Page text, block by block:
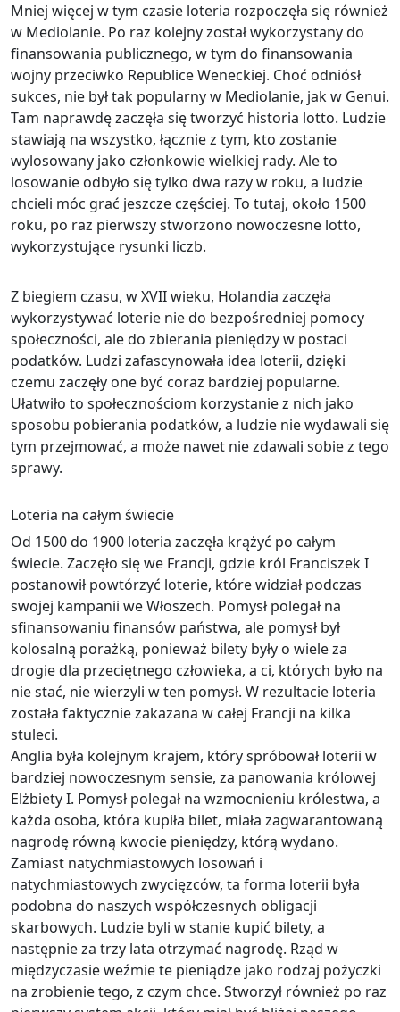
Mniej więcej w tym czasie loteria rozpoczęła się również
w Mediolanie. Po raz kolejny został wykorzystany do
finansowania publicznego, w tym do finansowania
wojny przeciwko Republice Weneckiej. Choć odniósł
sukces, nie był tak popularny w Mediolanie, jak w Genui.
Tam naprawdę zaczęła się tworzyć historia lotto. Ludzie
stawiają na wszystko, łącznie z tym, kto zostanie
wylosowany jako członkowie wielkiej rady. Ale to
losowanie odbyło się tylko dwa razy w roku, a ludzie
chcieli móc grać jeszcze częściej. To tutaj, około 1500
roku, po raz pierwszy stworzono nowoczesne lotto,
wykorzystujące rysunki liczb.
Z biegiem czasu, w XVII wieku, Holandia zaczęła
wykorzystywać loterie nie do bezpośredniej pomocy
społeczności, ale do zbierania pieniędzy w postaci
podatków. Ludzi zafascynowała idea loterii, dzięki
czemu zaczęły one być coraz bardziej popularne.
Ułatwiło to społecznościom korzystanie z nich jako
sposobu pobierania podatków, a ludzie nie wydawali się
tym przejmować, a może nawet nie zdawali sobie z tego
sprawy.
Loteria na całym świecie
Od 1500 do 1900 loteria zaczęła krążyć po całym
świecie. Zaczęło się we Francji, gdzie król Franciszek I
postanowił powtórzyć loterie, które widział podczas
swojej kampanii we Włoszech. Pomysł polegał na
sfinansowaniu finansów państwa, ale pomysł był
kolosalną porażką, ponieważ bilety były o wiele za
drogie dla przeciętnego człowieka, a ci, których było na
nie stać, nie wierzyli w ten pomysł. W rezultacie loteria
została faktycznie zakazana w całej Francji na kilka
stuleci.
Anglia była kolejnym krajem, który spróbował loterii w
bardziej nowoczesnym sensie, za panowania królowej
Elżbiety I. Pomysł polegał na wzmocnieniu królestwa, a
każda osoba, która kupiła bilet, miała zagwarantowaną
nagrodę równą kwocie pieniędzy, którą wydano.
Zamiast natychmiastowych losowań i
natychmiastowych zwycięzców, ta forma loterii była
podobna do naszych współczesnych obligacji
skarbowych. Ludzie byli w stanie kupić bilety, a
następnie za trzy lata otrzymać nagrodę. Rząd w
międzyczasie weźmie te pieniądze jako rodzaj pożyczki
na zrobienie tego, z czym chce. Stworzył również po raz